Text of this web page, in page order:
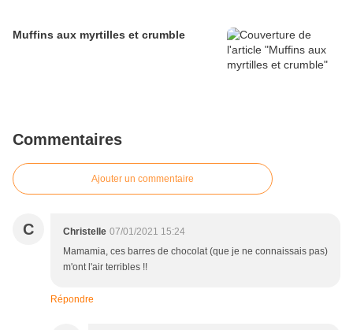
Muffins aux myrtilles et crumble
Commentaires
Ajouter un commentaire
C Christelle 07/01/2021 15:24
Mamamia, ces barres de chocolat (que je ne connaissais pas)
m'ont l'air terribles !!
Répondre